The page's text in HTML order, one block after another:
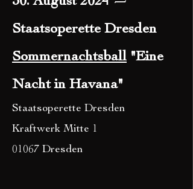
Staatsoperette Dresden
Sommernachtsball "Eine
Nacht in Havana"
Staatsoperette Dresden
Kraftwerk Mitte 1
01067 Dresden